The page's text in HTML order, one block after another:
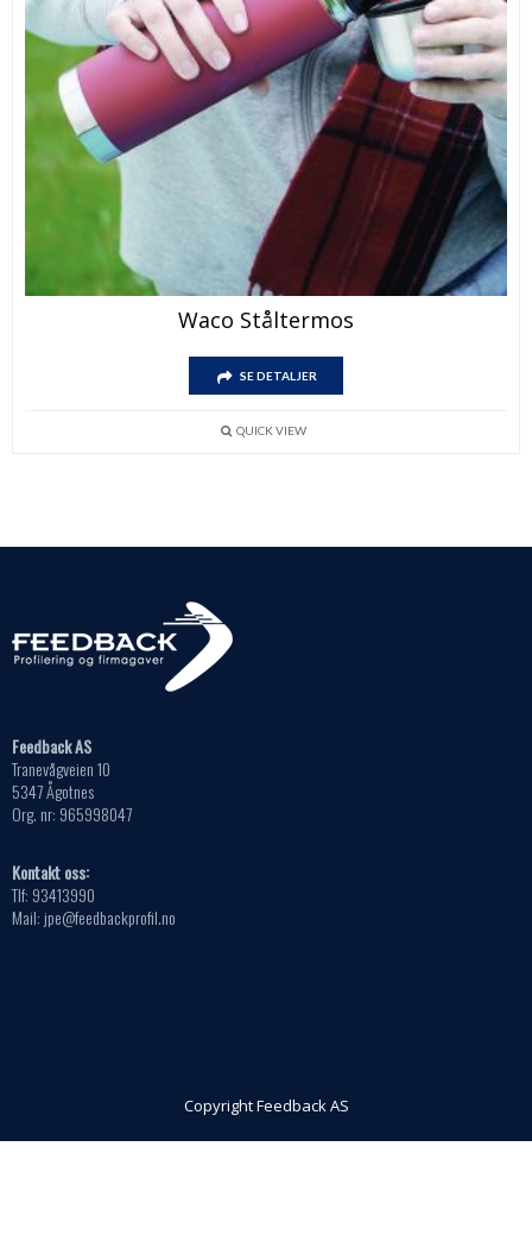
Waco Ståltermos
SE DETALJER
QUICK VIEW
Feedback AS
Tranevågveien 10
5347 Ågotnes
Org. nr: 965998047
Kontakt oss:
Tlf: 93413990
Mail: jpe@feedbackprofil.no
Copyright Feedback AS